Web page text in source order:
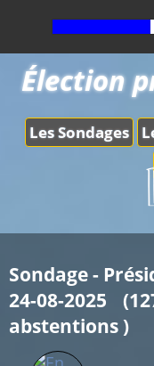
Les Sondages
Élection
Sondage -
24-08-2025
abstentions )